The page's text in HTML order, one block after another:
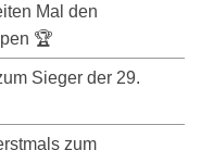
Mal den
🏆
Sieger der 29.
zum